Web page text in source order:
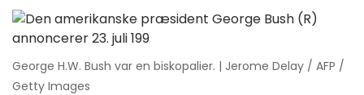
George H.W. Bush var en biskopalier. | Jerome Delay / AFP /
Getty Images